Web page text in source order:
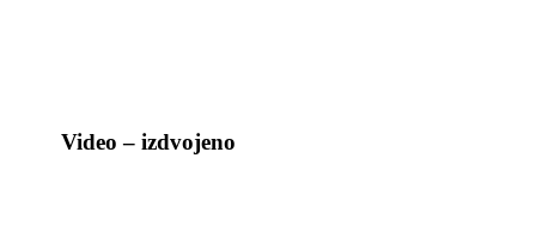
Video – izdvojeno